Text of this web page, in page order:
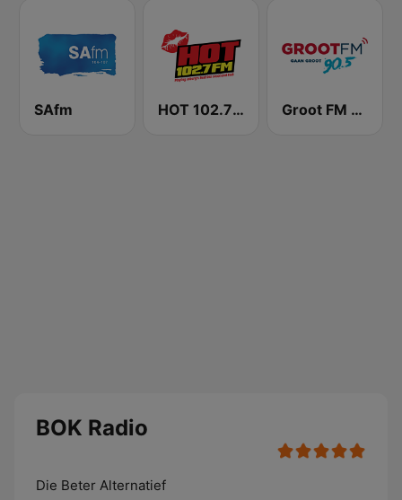
SAfm HOT 102.7 FM Groot FM 90.5
BOK Radio
Die Beter Alternatief